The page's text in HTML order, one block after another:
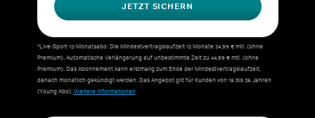
JETZT SICHERN
*Live-Sport 12-Monatsabo: Die Mindestvertragslaufzeit 12 Monate 24,99 € mtl. (ohne
Premium). Automatische Verlängerung auf unbestimmte Zeit zu 44,99 € mtl. (ohne
Premium). Das Abonnement kann erstmalig zum Ende der Mindestvertragslaufzeit,
danach monatlich gekündigt werden. Das Angebot gilt für Kunden von 18 bis 26 Jahren
(Young Abo).Weitere Informationen